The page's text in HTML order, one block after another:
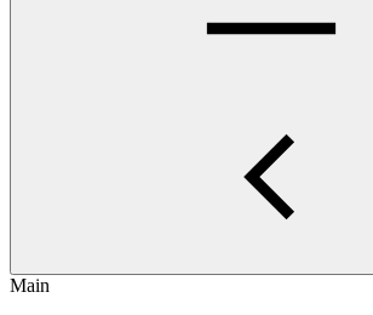
Main